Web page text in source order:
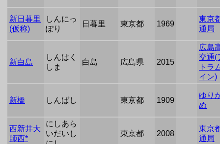
新日暮里
(仮称)
しんにっ
ぽり
日暮里 東京都 1969
東京
通局
新白島
しんはく
しま
白島 広島県 2015
広島
交通(
トラ
イン)
新橋 しんばし 東京都 1909
ゆり
め
西新井大
師西*
にしあら
いだいし
東京都 2008
東京
通局